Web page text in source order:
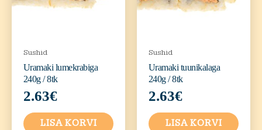
Sushid
Uramaki lumekrabiga
240g / 8tk
2.63€
LISA KORVI
Sushid
Uramaki tuunikalaga
240g / 8tk
2.63€
LISA KORVI